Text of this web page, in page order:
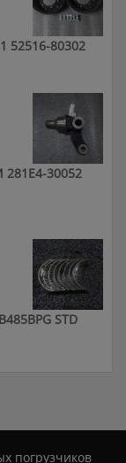
52516-80302
30052
STD
погрузчиков